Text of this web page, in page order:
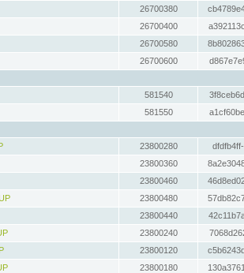
26700380
26700400
26700580
26700600
581540
581550
23800280
23800360
23800460
23800480
23800440
23800240
23800120
23800180